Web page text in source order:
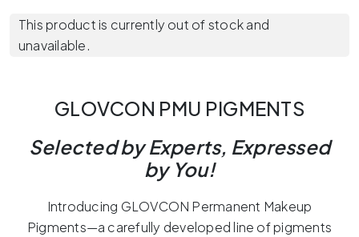
This product is currently out of stock and
unavailable.
GLOVCON PMU PIGMENTS
Selected by Experts, Expressed
by You!
Introducing GLOVCON Permanent Makeup
Pigments—a carefully developed line of pigments